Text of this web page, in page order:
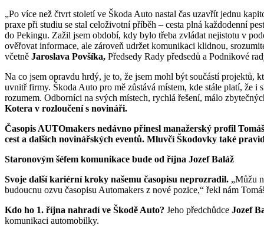
„Po více než čtvrt století ve Škoda Auto nastal čas uzavřít jednu
praxe při studiu se stal celoživotní příběh – cesta plná každodenní
do Pekingu. Zažil jsem období, kdy bylo třeba zvládat nejistotu v
ověřovat informace, ale zároveň udržet komunikaci klidnou,
včetně Jaroslava Povšíka, Předsedy Rady předsedů a Podnikové
Na co jsem opravdu hrdý, je to, že jsem mohl být součástí projektů,
uvnitř firmy. Škoda Auto pro mě zůstává místem, kde stále platí, že i
rozumem. Odborníci na svých místech, rychlá řešení, málo
Kotera v rozloučení s novináři.
Časopis AUTOmakers nedávno přinesl manažerský profil
cest a dalších novinářských eventů. Mluvčí Škodovky také
Staronovým šéfem komunikace bude od října Jozef Baláž
Svoje další kariérní kroky našemu časopisu neprozradil. „Můžu
budoucnu ozvu časopisu Automakers z nové pozice,“ řekl nám
Kdo ho 1. října nahradí ve Škodě Auto? Jeho předchůdce Jozef
komunikaci automobilky.